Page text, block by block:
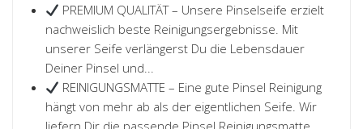
PREMIUM QUALITÄT – Unsere Pinselseife erzielt
nachweislich beste Reinigungsergebnisse. Mit
unserer Seife verlängerst Du die Lebensdauer
Deiner Pinsel und...
REINIGUNGSMATTE – Eine gute Pinsel Reinigung
hängt von mehr ab als der eigentlichen Seife. Wir
liefern Dir die passende Pinsel Reinigungsmatte